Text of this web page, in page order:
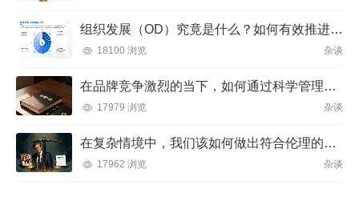
组织发展（OD）究竟是什么？如何有效推进并解决企业管理难题？
18100 浏览 杂谈
在品牌竞争激烈的当下，如何通过科学管理让品牌成为消费者心中不可替代的存在？
17979 浏览 杂谈
在复杂情境中，我们该如何做出符合伦理的决策？
17962 浏览 杂谈